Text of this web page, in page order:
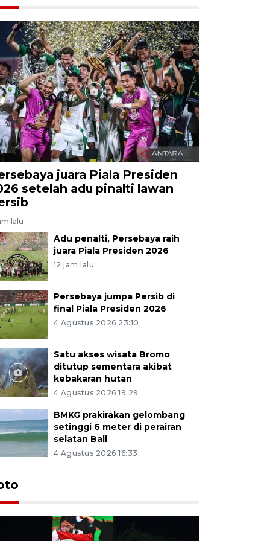
juara Piala Presiden
setelah adu pinalti lawan
lalu
Adu penalti, Persebaya raih
juara Piala Presiden 2026
12 jam lalu
Persebaya jumpa Persib di
final Piala Presiden 2026
4 Agustus 2026 23:10
Satu akses wisata Bromo
ditutup sementara akibat
kebakaran hutan
4 Agustus 2026 19:29
BMKG prakirakan gelombang
setinggi 6 meter di perairan
selatan Bali
4 Agustus 2026 16:33